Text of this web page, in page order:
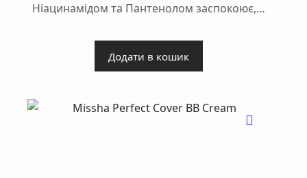
Ніацинамідом та Пантенолом заспокоює,…
Додати в кошик